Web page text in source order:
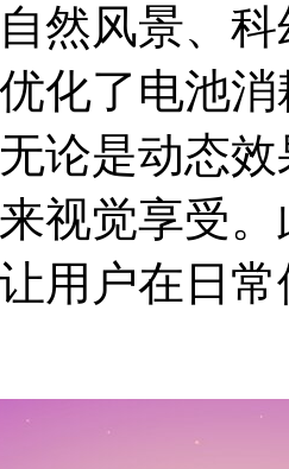
然风景、
化了电池
论是动态
视觉享受
用户在日